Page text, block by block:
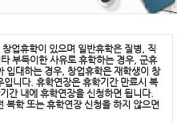
업휴학이 있으며 일반휴학은 질병, 직
부득이한 사유로 휴학하는 경우, 군휴
입대하는 경우, 창업휴학은 재학생이 창
입니다. 휴학연장은 휴학기간 만료시 복
간 내에 휴학연장을 신청하면 됩니다.
복학 또는 휴학연장 신청을 하지 않으면